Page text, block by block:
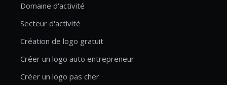
Domaine d'activité
Secteur d'activité
Création de logo gratuit
Créer un logo auto entrepreneur
Créer un logo pas cher